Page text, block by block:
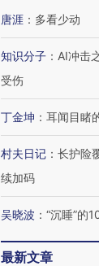
唐涯 ： 多看少动
知识分子 ： AI冲击
受伤
丁金坤 ： 耳闻目睹
村夫日记 ： 长护险
续加码
吴晓波 ： “沉睡”的
最新文章